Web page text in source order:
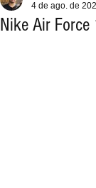
Nike Air
4 de ago. de